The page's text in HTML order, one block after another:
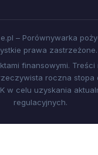
– Porównywarka
prawa zastrzeżone.
finansowymi. Treści
roczna stopa
w celu uzyskania
regulacyjnych.